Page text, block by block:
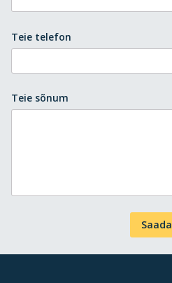
Teie telefon
Teie sõnum
Saada